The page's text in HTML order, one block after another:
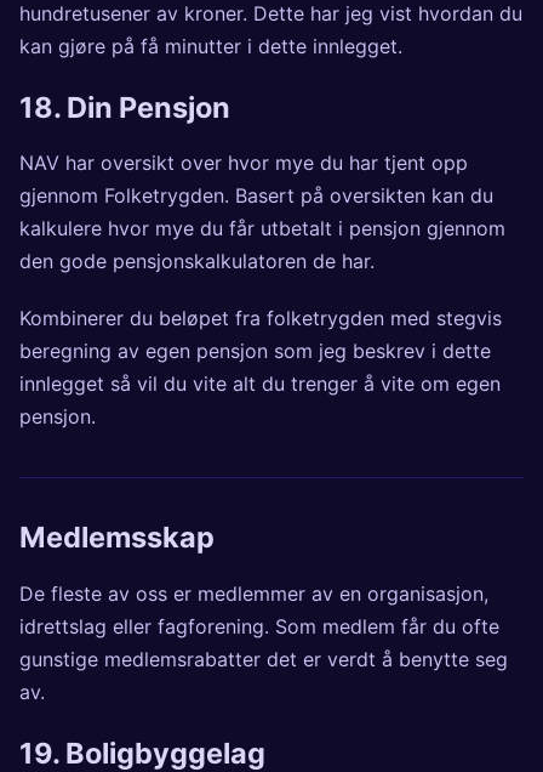
hundretusener av kroner. Dette har jeg vist hvordan du
kan gjøre på få minutter i dette innlegget.
18. Din Pensjon
NAV har oversikt over hvor mye du har tjent opp
gjennom Folketrygden. Basert på oversikten kan du
kalkulere hvor mye du får utbetalt i pensjon gjennom
den gode pensjonskalkulatoren de har.
Kombinerer du beløpet fra folketrygden med stegvis
beregning av egen pensjon som jeg beskrev i dette
innlegget så vil du vite alt du trenger å vite om egen
pensjon.
Medlemsskap
De fleste av oss er medlemmer av en organisasjon,
idrettslag eller fagforening. Som medlem får du ofte
gunstige medlemsrabatter det er verdt å benytte seg
av.
19. Boligbyggelag